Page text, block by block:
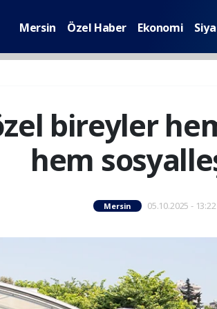
Mersin Özel Haber Ekonomi
bireyler
hem
Mersin 05.10.2025 - 13:22